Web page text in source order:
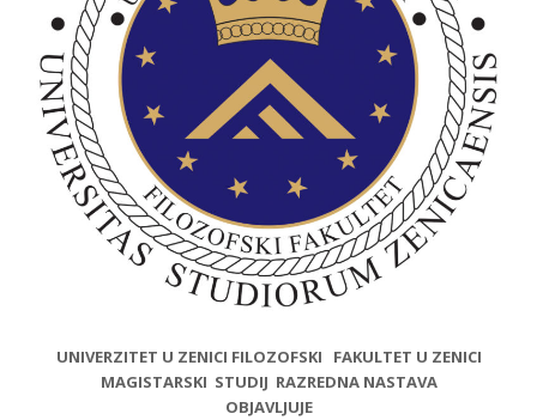
UNIVERZITET U ZENICI FILOZOFSKI FAKULTET U ZENICI
MAGISTARSKI STUDIJ RAZREDNA NASTAVA
OBJAVLJUJE